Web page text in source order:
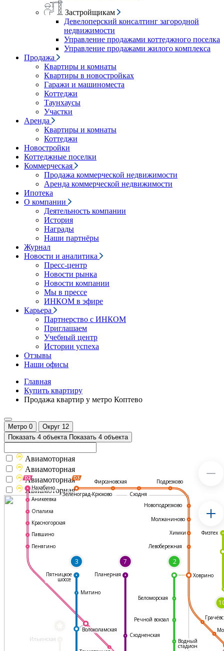
Застройщикам
Девелоперский консалтинг загородной
недвижимости
Управление продажами коттеджного поселка
Управление продажами жилого комплекса
Продажа
Квартиры и комнаты
Квартиры в новостройках
Гаражи и машиноместа
Коттеджи
Таунхаусы
Участки
Аренда
Квартиры и комнаты
Коттеджи
Новостройки
Коттеджные поселки
Коммерческая
Продажа коммерческой недвижимости
Аренда коммерческой недвижимости
Ипотека
О компании
Деятельность компании
История
Награды
Наши партнёры
Журнал
Новости и аналитика
Пресс-центр
Новости рынка
Новости компании
Мы в прессе
ИНКОМ в эфире
Карьера
Партнерство с ИНКОМ
Приглашаем
Учебный центр
Истории успеха
Отзывы
Наши офисы
Главная
Купить квартиру
Продажа квартир у метро Коптево
Метро 0 Округ 12
Показать 4 объекта Показать 4 объекта
Ильинская
3 7 2
Фирсановская
Сходня
Подрезково
Новоподрезково
Молжаниново
Химки
Левобережная
Ховрино
Водный
стадион
Сходненская
Волоколамская
Митино
Нахабино
Аникеевка
Опалиха
Красногорская
Павшино
Пенягино
Пятницкое
шоссе
Планерная
Физтех
Речной вокзал
Беломорская
Зеленоград-Крюково
Авиамоторная
Авиамоторная
Авиамоторная
Авиамоторная